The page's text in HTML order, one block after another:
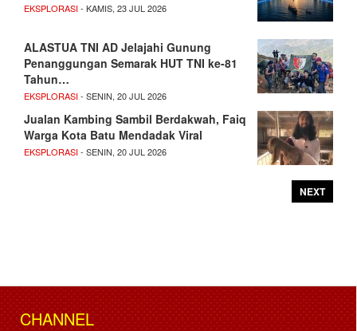
EKSPLORASI- KAMIS, 23 JUL 2026
ALASTUA TNI AD Jelajahi Gunung
Penanggungan Semarak HUT TNI ke-81
Tahun…
EKSPLORASI- SENIN, 20 JUL 2026
Jualan Kambing Sambil Berdakwah, Faiq
Warga Kota Batu Mendadak Viral
EKSPLORASI- SENIN, 20 JUL 2026
NEXT
CHANNEL